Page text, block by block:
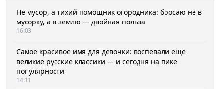
Не мусор, а тихий помощник огородника: бросаю не в
мусорку, а в землю — двойная польза
16:03
Самое красивое имя для девочки: воспевали еще
великие русские классики — и сегодня на пике
популярности
14:11